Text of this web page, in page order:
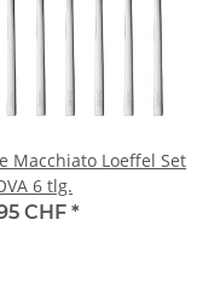
Macchiato Loeffel Set
6 tlg.
CHF *